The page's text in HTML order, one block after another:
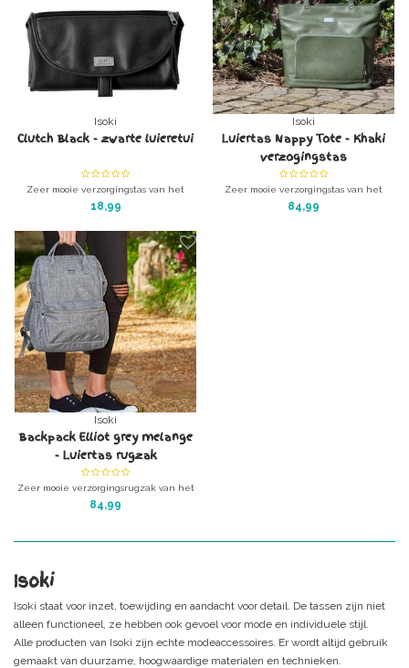
Isoki
Clutch Black - zwarte luieretui
Zeer mooie verzorgingstas van het
supergave merk Isoki.
18,99
Isoki
Luiertas Nappy Tote - Khaki
verzogingstas
Zeer mooie verzorgingstas van het
supergave merk Isoki.
84,99
Isoki
Backpack Elliot grey melange
- Luiertas rugzak
Zeer mooie verzorgingsrugzak van het
supergave merk Isoki.
84,99
Isoki
Isoki staat voor inzet, toewijding en aandacht voor detail. De tassen zijn niet
alleen functioneel, ze hebben ook gevoel voor mode en individuele stijl.
Alle producten van Isoki zijn echte modeaccessoires. Er wordt altijd gebruik
gemaakt van duurzame, hoogwaardige materialen en technieken.